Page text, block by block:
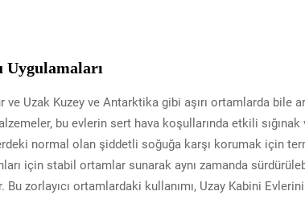
ve Uzak Kuzey ve Antarktika gibi aşırı ortamlarda bile
bu evlerin sert hava koşullarında etkili
normal olan şiddetli soğuğa karşı korumak için
için stabil ortamlar sunarak aynı zamanda
zorlayıcı ortamlardaki kullanımı, Uzay Kabini